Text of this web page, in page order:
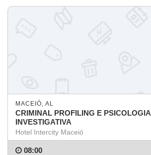
MACEIÓ, AL
CRIMINAL PROFILING E PSICOLOGIA
INVESTIGATIVA
Hotel Intercity Maceió
08:00